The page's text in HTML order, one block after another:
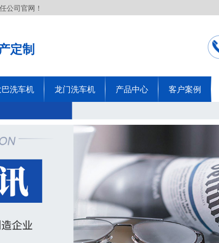
公司官网！
定制
洗车机 龙门洗车机 产品中心 客户案例